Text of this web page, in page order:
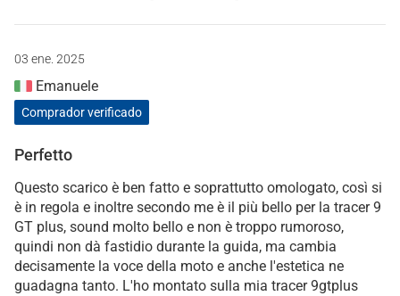
03 ene. 2025
Emanuele
Comprador verificado
Perfetto
Questo scarico è ben fatto e soprattutto omologato, così si
è in regola e inoltre secondo me è il più bello per la tracer 9
GT plus, sound molto bello e non è troppo rumoroso,
quindi non dà fastidio durante la guida, ma cambia
decisamente la voce della moto e anche l'estetica ne
guadagna tanto. L'ho montato sulla mia tracer 9gtplus